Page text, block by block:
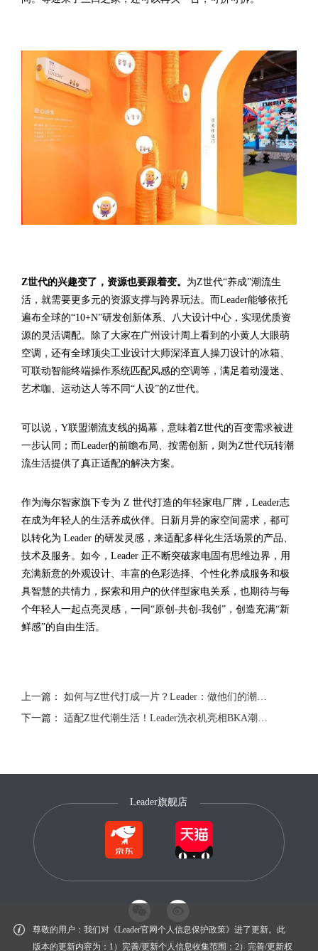
Z世代的兴趣变了，资源也要跟着变。 为Z世代“养成”潮流生
活，就需要更多元的资源支撑与跨界玩法。而Leader能够依托
遍布全球的“10+N”研发创新体系、八大设计中心，实现优质资
源的灵活调配。除了大家在广州设计周上看到的小黄人大眼萌
空调，还有全球顶尖工业设计大师深泽直人操刀设计的冰箱、
可联动智能终端操作系统匹配风感的空调等，满足着动漫迷、
艺术咖、运动达人等不同“人设”的Z世代。
可以说，Y联盟潮流支线的揭幕，意味着Z世代的百变需求被进
一步认同；而Leader的前瞻布局、按需创新，则为Z世代玩转潮
流生活提供了真正适配的解决方案。
作为海尔智家旗下专为 Z 世代打造的年轻家电厂牌，Leader志
在成为年轻人的生活养成伙伴。日新月异的家空间需求，都可
以转化为 Leader 的研发灵感，来适配多样化生活场景的产品、
技术及服务。如今，Leader 正不断突破家电固有思维边界，用
充满新意的外观设计、丰富的色彩选择、个性化养成服务和极
具智慧的共情力，探索和用户的伙伴型家电关系，也期待与每
个年轻人一起点亮灵感，一同“原创-共创-我创”，创造充满“新
鲜感”的自由生活。
上一篇：
下一篇：
尊敬的用户：我们对《Leader官网个人信息保护政策》进了更新。此
版本的更新内容为：1）完善/更新个人信息收集范围；2）完善/更新权
Leader旗舰店
法律声明 联系我们 Leader门店